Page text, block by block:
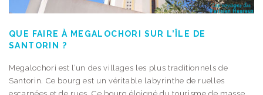
QUE FAIRE À MEGALOCHORI SUR L’ÎLE DE
SANTORIN ?
Megalochori est l’un des villages les plus traditionnels de
Santorin. Ce bourg est un véritable labyrinthe de ruelles